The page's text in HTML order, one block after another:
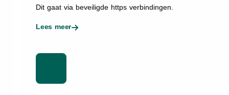
Dit gaat via beveiligde https verbindingen.
Lees meer